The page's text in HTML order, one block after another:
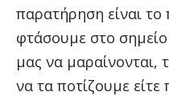
παρατήρηση είναι το
φτάσουμε στο
μας να μαραίνονται,
να τα ποτίζουμε